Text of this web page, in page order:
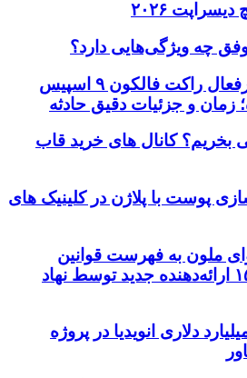
۲۰۲۶
چه ویژگی‌هایی دارد؟
برخورد قطعه غیرفعال راکت فالکون ۹ اسپیس
زمان و جزئیات دقیق حادثه
بخریم؟ کانال های خرید قاب
پوست با پلاژن در کلینیک های
ملون به فهرست قوانین
MiCA؛ افزودن ۱۵ ارائه‌دهنده جدید توسط نهاد
۱ میلیارد دلاری انویدیا در پروژه